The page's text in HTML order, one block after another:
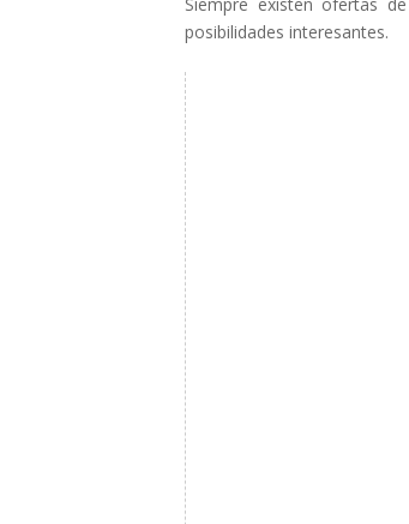
posibilidades interesantes.